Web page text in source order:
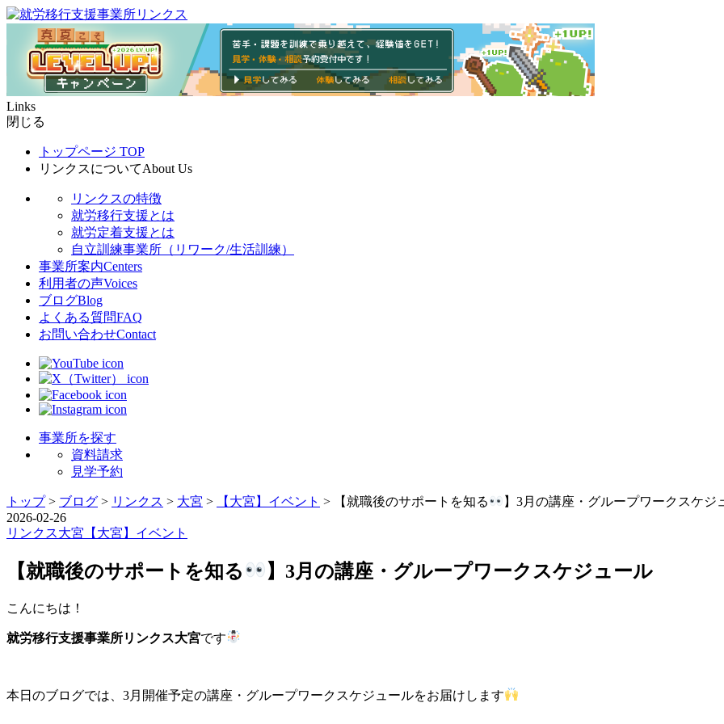
Links
閉じる
トップページ TOP
リンクスについてAbout Us
リンクスの特徴
就労移行支援とは
就労定着支援とは
自立訓練事業所（リワーク/生活訓練）
事業所案内Centers
利用者の声Voices
ブログBlog
よくある質問FAQ
お問い合わせContact
事業所を探す
資料請求
見学予約
トップ> ブログ > リンクス > 大宮 > 【大宮】イベント > 【就職後のサポートを知る
】3月の講座・グループワークスケジ
2026-02-26
リンクス大宮 【大宮】イベント
【就職後のサポートを知る 】3月の講座・グループワークスケジュール
こんにちは！
就労移行支援事業所リンクス大宮です
本日のブログでは、3月開催予定の講座・グループワークスケジュールをお届けします